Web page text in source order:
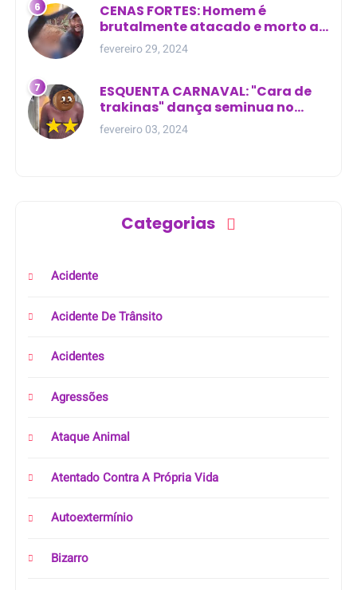
CENAS FORTES: Homem é
brutalmente atacado e morto a
golpes de facão em joão lisboa
fevereiro 29, 2024
ESQUENTA CARNAVAL: "Cara de
trakinas" dança seminua no
meio da rua na Bahia
fevereiro 03, 2024
Categorias
Acidente
Acidente De Trânsito
Acidentes
Agressões
Ataque Animal
Atentado Contra A Própria Vida
Autoextermínio
Bizarro